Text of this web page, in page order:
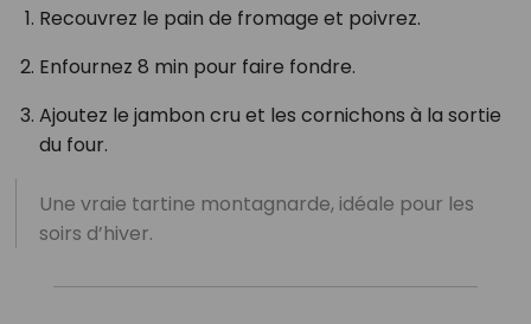
Recouvrez le pain de fromage et poivrez.
Enfournez 8 min pour faire fondre.
Ajoutez le jambon cru et les cornichons à la sortie
du four.
Une vraie tartine montagnarde, idéale pour les
soirs d’hiver.